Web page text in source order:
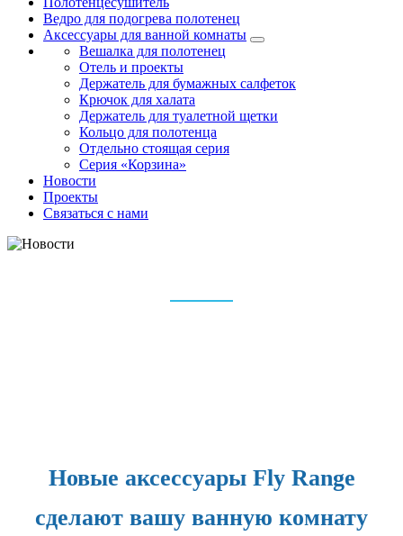
Ведро для подогрева полотенец
Аксессуары для ванной комнаты
Вешалка для полотенец
Отель и проекты
Держатель для бумажных салфеток
Крючок для халата
Держатель для туалетной щетки
Кольцо для полотенца
Отдельно стоящая серия
Серия «Корзина»
Новости
Проекты
Связаться с нами
Новые аксессуары Fly Range
сделают вашу ванную комнату